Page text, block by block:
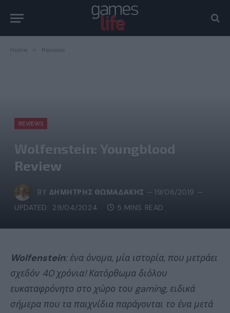
Home Reviews
REVIEWS
Wolfenstein: Youngblood
Review
BY ΔΗΜΉΤΡΗΣ ΘΩΜΑΔΆΚΗΣ
19/08/2019
UPDATED: 29/04/2024 5 MINS READ
Wolfenstein: ένα όνομα, μία ιστορία, που μετράει
σχεδόν 40 χρόνια! Κατόρθωμα διόλου
ευκαταφρόνητο στο χώρο του gaming, ειδικά
σήμερα που τα παιχνίδια παράγονται το ένα μετά